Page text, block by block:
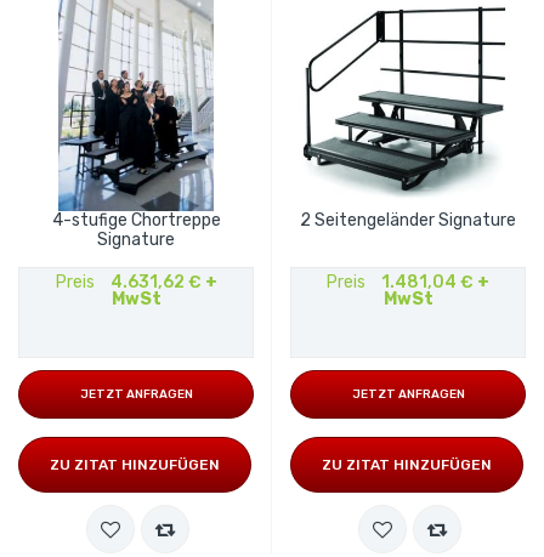
4-stufige Chortreppe
Signature
Preis 4.631,62 € +
MwSt
JETZT ANFRAGEN
ZU ZITAT HINZUFÜGEN
2 Seitengeländer Signature
Preis 1.481,04 € +
MwSt
JETZT ANFRAGEN
ZU ZITAT HINZUFÜGEN